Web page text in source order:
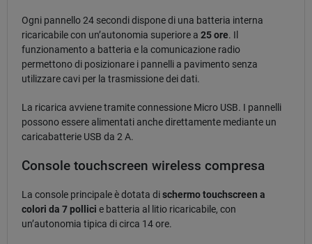
Ogni pannello 24 secondi dispone di una batteria interna
ricaricabile con un’autonomia superiore a 25 ore. Il
funzionamento a batteria e la comunicazione radio
permettono di posizionare i pannelli a pavimento senza
utilizzare cavi per la trasmissione dei dati.
La ricarica avviene tramite connessione Micro USB. I pannelli
possono essere alimentati anche direttamente mediante un
caricabatterie USB da 2 A.
Console touchscreen wireless compresa
La console principale è dotata dischermo touchscreen a
colori da 7 pollici e batteria al litio ricaricabile, con
un’autonomia tipica di circa 14 ore.